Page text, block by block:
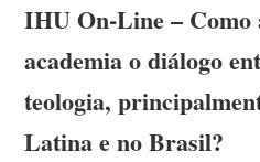
IHU On-Line – Como
academia o diálogo
teologia,
Latina e no Brasil?